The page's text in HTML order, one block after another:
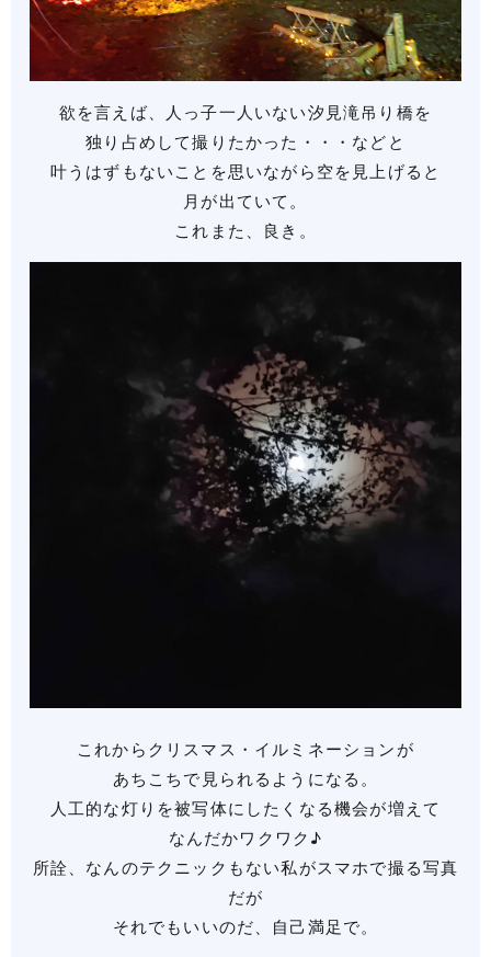
欲を言えば、人っ子一人いない汐見滝吊り橋を
独り占めして撮りたかった・・・などと
叶うはずもないことを思いながら空を見上げると
月が出ていて。
これまた、良き。
これからクリスマス・イルミネーションが
あちこちで見られるようになる。
人工的な灯りを被写体にしたくなる機会が増えて
なんだかワクワク♪
所詮、なんのテクニックもない私がスマホで撮る写真
だが
それでもいいのだ、自己満足で。